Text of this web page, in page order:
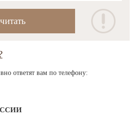
ответят вам по телефону: